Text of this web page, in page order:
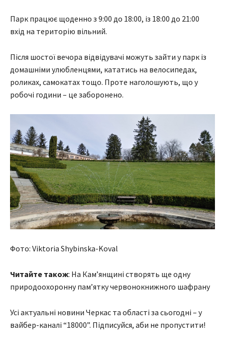
Парк працює щоденно з 9:00 до 18:00, із 18:00 до 21:00
вхід на територію вільний.
Після шостої вечора відвідувачі можуть зайти у парк із
домашніми улюбленцями, кататись на велосипедах,
роликах, самокатах тощо. Проте наголошують, що у
робочі години – це заборонено.
Фото: Viktoria Shybinska-Koval
Читайте також: На Кам’янщині створять ще одну
природоохоронну пам’ятку червонокнижного шафрану
Усі актуальні новини Черкас та області за сьогодні – у
вайбер-каналі “18000”. Підписуйся, аби не пропустити!